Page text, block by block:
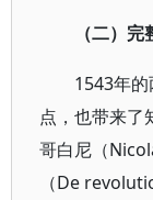
（二）
1543年
点，也带来了
哥白尼（
（De